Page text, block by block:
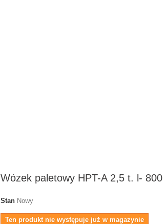
Wózek paletowy HPT-A 2,5 t. l- 800
Stan Nowy
Ten produkt nie występuje już w magazynie